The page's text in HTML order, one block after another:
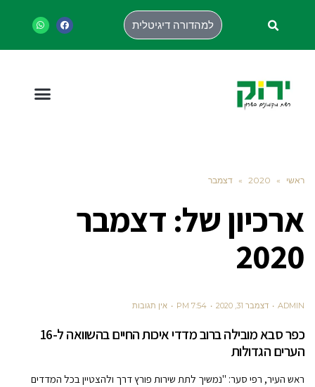
למהדורה דיגיטלית
ראשי »
2020
» דצמבר
ארכיון של: דצמבר
2020
ADMIN דצמבר 31, 2020 7:54 PM אין תגובות
כפר סבא מובילה ברוב מדדי איכות החיים בהשוואה ל-16
הערים הגדולות
ראש העיר, רפי סער: "נמשיך לתת שירות פורץ דרך ולהצטיין בכל המדדים